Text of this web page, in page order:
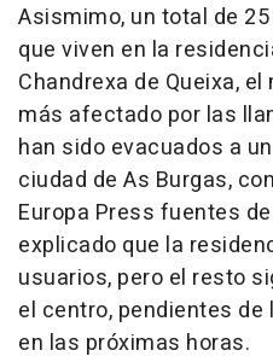
Asismimo, un total de
que viven en la
Chandrexa de Queixa,
más afectado por las
han sido evacuados a
ciudad de As Burgas,
Europa Press fuentes
explicado que la
usuarios, pero el resto
el centro, pendientes
en las próximas horas.